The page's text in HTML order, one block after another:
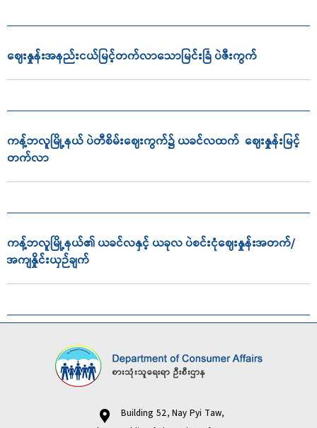
ဈေးနှုန်းအနည်းငယ်မြင့်တက်လာသောမြင်းခြံ ပဲဇီးကွက်
ကန့်ဘလူမြို့နယ် ပဲတီစိမ်းဈေးကွက်၌ ယခင်လထက် ဈေးနှုန်းမြင့်
တက်လာ
ကန့်ဘလူမြို့နယ်၏ ယခင်လနှင့် ယခုလ ပဲစင်းငုံဈေးနှုန်းအတက်/
အကျနှိုင်းယှဉ်ချက်
Building 52, Nay Pyi Taw,